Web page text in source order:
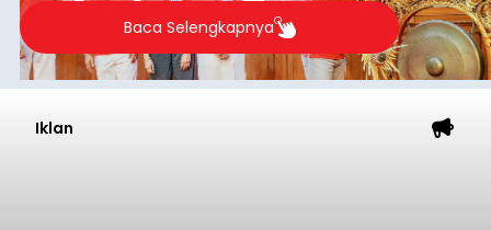
Baca Selengkapnya
Iklan